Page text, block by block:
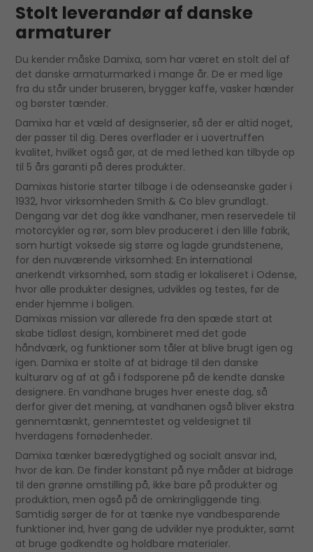
Stolt leverandør af danske
armaturer
Du kender måske Damixa, som har været en stolt del af
det danske armaturmarked i mange år. De er med lige
fra du står under bruseren, brygger kaffe, vasker hænder
og børster tænder.
Damixa har et væld af designserier, så der er altid noget,
der passer til dig. Deres overflader er i uovertruffen
kvalitet, hvilket også gør, at de med lethed kan tilbyde op
til 5 års garanti på deres produkter.
Damixas historie starter tilbage i de odenseanske gader i
1932, hvor virksomheden Smith & Co blev grundlagt.
Dengang var det dog ikke vandhaner, men reservedele til
motorcykler og rør, som blev produceret i den lille fabrik,
som hurtigt voksede sig større og lagde grundstenene,
for den nuværende virksomhed: En international
anerkendt virksomhed, som stadig er lokaliseret i Odense,
hvor alle produkter designes, udvikles og testes, før de
ender hjemme i boligen.
Damixas mission var allerede fra den spæde start at
skabe tidløst design, kombineret med det gode
håndværk, og funktioner som tåler at blive brugt igen og
igen. Damixa er stolte af at bidrage til den danske
kulturarv og af at gå i fodsporene på de kendte danske
designere. En vandhane bruges hver eneste dag, så
derfor giver det mening, at vandhanen også bliver ekstra
gennemtænkt, gennemtestet og veldesignet til
hverdagens fornødenheder.
Damixa tænker bæredygtighed og socialt ansvar ind,
hvor de kan. De finder konstant på nye måder at bidrage
til den grønne omstilling på, ikke bare på produkter og
produktion, men også på de omkringliggende ting.
Samtidig sørger de for at tænke nye vandbesparende
funktioner ind, hver gang de udvikler nye produkter, samt
at bruge godkendte og holdbare materialer.